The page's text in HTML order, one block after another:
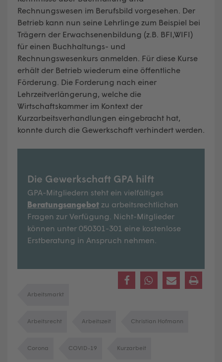
Rechnungswesen im Berufsbild vorgesehen. Der
Betrieb kann nun seine Lehrlinge zum Beispiel bei
Trägern der Erwachsenenbildung (z.B. BFI,WIFI)
für einen Buchhaltungs- und
Rechnungswesenkurs anmelden. Für diese Kurse
erhält der Betrieb wiederum eine öffentliche
Förderung. Die Forderung nach einer
Lehrzeitverlängerung, welche die
Wirtschaftskammer im Kontext der
Kurzarbeitsverhandlungen eingebracht hat,
konnte durch die Gewerkschaft verhindert werden.
Die Gewerkschaft GPA hilft
GPA-Mitgliedern steht ein vielfältiges
Beratungsangebot zu arbeitsrechtlichen
Fragen zur Verfügung. Nicht-Mitglieder
können unter 050301-301 eine kostenlose
Erstberatung in Anspruch nehmen.
Arbeitsmarkt
Arbeitsrecht Arbeitszeit Christian Hofmann
Corona COVID-19 Kurzarbeit